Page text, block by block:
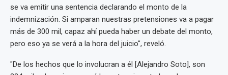
se va emitir una sentencia declarando el monto de la
indemnización. Si amparan nuestras pretensiones va a pagar
más de 300 mil, capaz ahí pueda haber un debate del monto,
pero eso ya se verá a la hora del juicio", reveló.
"De los hechos que lo involucran a él [Alejandro Soto], son